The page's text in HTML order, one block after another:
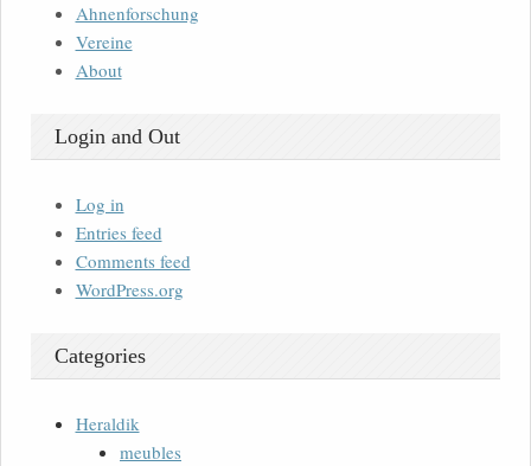
Ahnenforschung
Vereine
About
Login and Out
Log in
Entries feed
Comments feed
WordPress.org
Categories
Heraldik
meubles